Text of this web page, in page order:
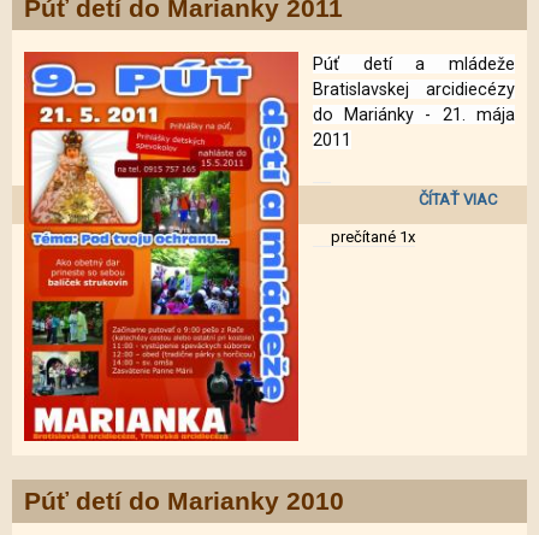
Púť detí do Marianky 2011
Púť detí a mládeže
Bratislavskej arcidiecézy
do Mariánky - 21. mája
2011
ČÍTAŤ VIAC
prečítané 1x
Púť detí do Marianky 2010